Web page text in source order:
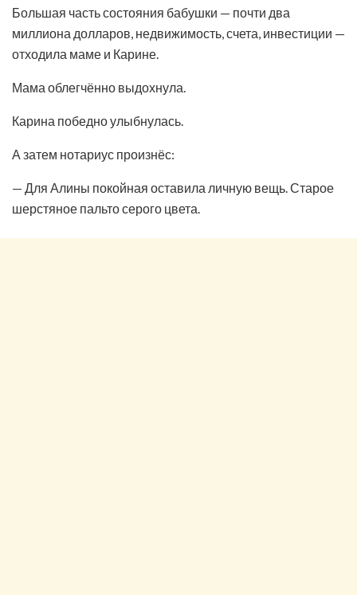
Большая часть состояния бабушки — почти два
миллиона долларов, недвижимость, счета, инвестиции —
отходила маме и Карине.
Мама облегчённо выдохнула.
Карина победно улыбнулась.
А затем нотариус произнёс:
— Для Алины покойная оставила личную вещь. Старое
шерстяное пальто серого цвета.